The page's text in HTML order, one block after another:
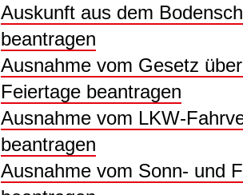
Auskunft aus dem
beantragen
Ausnahme vom Gesetz
Feiertage beantragen
Ausnahme vom LKW-
beantragen
Ausnahme vom Sonn- und